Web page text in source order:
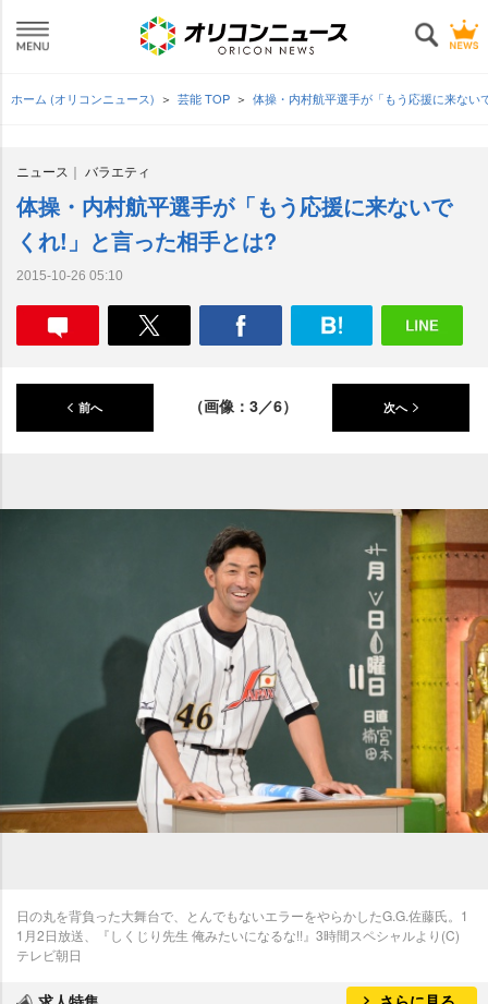
ホーム (オリコンニュース) 芸能 TOP 体操・内村航平選手が「もう応援に来な
ニュース バラエティ
体操・内村航平選手が「もう応援に来ないで
くれ!」と言った相手とは?
2015-10-26 05:10
前へ （画像：3／6） 次へ
日の丸を背負った大舞台で、とんでもないエラーをやらかしたG.G.佐藤氏。1
1月2日放送、『しくじり先生 俺みたいになるな!!』3時間スペシャルより(C)
テレビ朝日